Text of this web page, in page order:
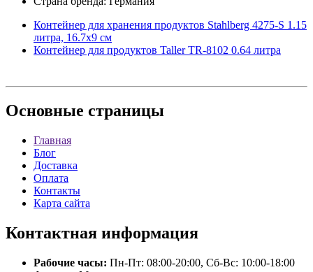
Контейнер для хранения продуктов Stahlberg 4275-S 1.15
литра, 16.7х9 см
Контейнер для продуктов Taller TR-8102 0.64 литра
Основные страницы
Главная
Блог
Доставка
Оплата
Контакты
Карта сайта
Контактная информация
Рабочие часы: Пн-Пт: 08:00-20:00, Сб-Вс: 10:00-18:00